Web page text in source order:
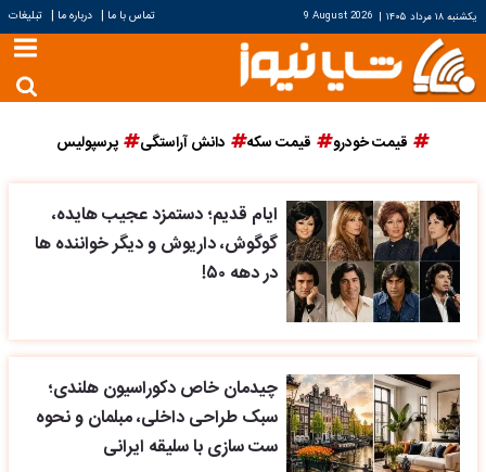
یکشنبه ۱۸ مرداد ۱۴۰۵ |
9 August 2026 تماس با ما | درباره ما | تبلیغات
قیمت خودرو قیمت سکه دانش آراستگی پرسپولیس
ایام قدیم؛ دستمزد عجیب هایده،
گوگوش، داریوش و دیگر خواننده ها
در دهه ۵۰!
چیدمان خاص دکوراسیون هلندی؛
سبک طراحی داخلی، مبلمان و نحوه
ست سازی با سلیقه ایرانی